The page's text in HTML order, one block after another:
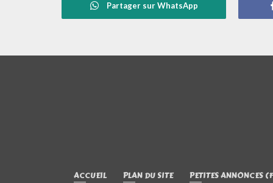
Partager sur WhatsApp
ACCUEIL PLAN DU SITE PETITES ANNONCES